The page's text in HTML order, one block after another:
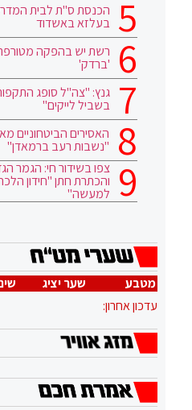
הכנסת ס"ת לבית
בעלזא באשדוד
רשת יש בהפקה
'ברדק'
גנץ: "צה"ל סופג
בשביל לייקים"
האסירים הביטחוניים
"נשבות רעב ברמאדן"
צפו בשידור חי: הגמר
והכתרת חתן "חידון
למעשה"
מטבע שער יציג
עדכון אחרון: